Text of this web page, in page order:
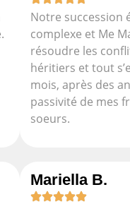
Notre succession
complexe et Me
résoudre les
héritiers et tout
mois, après des
passivité de mes
soeurs.
Mariella B.